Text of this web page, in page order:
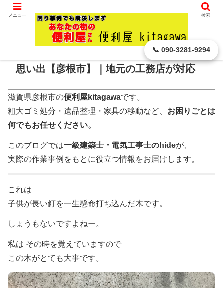
家族の話題・お出かけ・イベント
思い出【彦根市】｜地元の工務店が対応
滋賀県彦根市の便利屋kitagawaです。
粗大ゴミ処分・遺品整理・家具の移動など、 お困りごとは
何でもお任せください。
このブログでは一級建築士・電気工事士のhideが、
実際の作業事例をもとに役立つ情報をお届けします。
これは
子供が長い釘を一生懸命打ち込んだ木です。
しょうもないですよねー。
私は その時を覚えていますので
この木がとても大事です。
メニュー 検索
📞 090-3281-9294